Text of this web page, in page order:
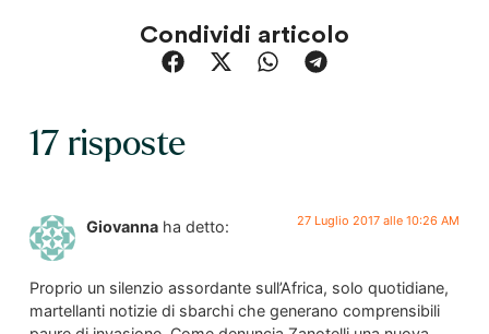
Condividi articolo
17 risposte
Giovanna ha detto: 27 Luglio 2017 alle 10:26 AM
Proprio un silenzio assordante sull’Africa, solo quotidiane,
martellanti notizie di sbarchi che generano comprensibili